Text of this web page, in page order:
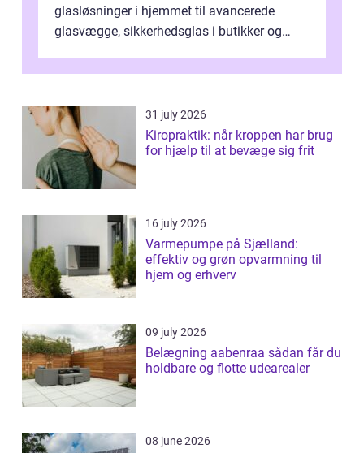
glasløsninger i hjemmet til avancerede
glasvægge, sikkerhedsglas i butikker og
31 july 2026
Kiropraktik: når kroppen har brug
for hjælp til at bevæge sig frit
16 july 2026
Varmepumpe på Sjælland:
effektiv og grøn opvarmning til
hjem og erhverv
09 july 2026
Belægning aabenraa sådan får du
holdbare og flotte udearealer
08 june 2026